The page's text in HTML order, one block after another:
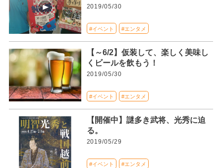
2019/05/30
#イベント #エンタメ
【～6/2】仮装して、楽しく美味し
くビールを飲もう！
2019/05/30
#イベント #エンタメ
【開催中】謎多き武将、光秀に迫
る。
2019/05/29
#イベント #エンタメ